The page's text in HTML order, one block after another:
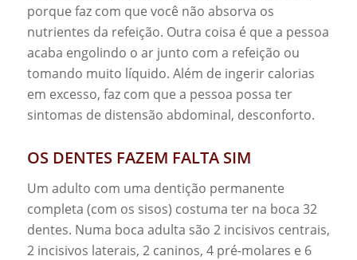
porque faz com que você não absorva os
nutrientes da refeição. Outra coisa é que a pessoa
acaba engolindo o ar junto com a refeição ou
tomando muito líquido. Além de ingerir calorias
em excesso, faz com que a pessoa possa ter
sintomas de distensão abdominal, desconforto.
OS DENTES FAZEM FALTA SIM
Um adulto com uma dentição permanente
completa (com os sisos) costuma ter na boca 32
dentes. Numa boca adulta são 2 incisivos centrais,
2 incisivos laterais, 2 caninos, 4 pré-molares e 6